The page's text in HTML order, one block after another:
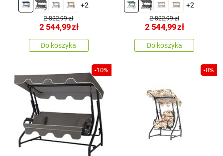
+2
2 822,99 zł
2 544,99zł
Do koszyka
+2
2 822,99 zł
2 544,99zł
Do koszyka
-10% -8%